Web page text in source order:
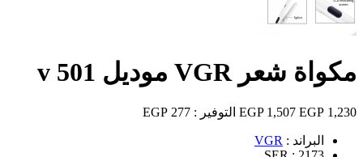
مكواة شعر VGR موديل v 501
1,230 EGP
1,507 EGP التوفير : 277 EGP
البراند : VGR